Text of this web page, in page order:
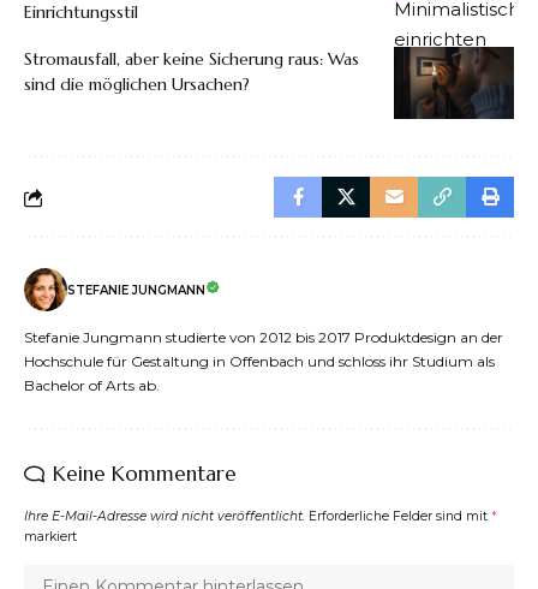
Einrichtungsstil
Stromausfall, aber keine Sicherung raus: Was
sind die möglichen Ursachen?
STEFANIE JUNGMANN
Stefanie Jungmann studierte von 2012 bis 2017 Produktdesign an der
Hochschule für Gestaltung in Offenbach und schloss ihr Studium als
Bachelor of Arts ab.
Keine Kommentare
Ihre E-Mail-Adresse wird nicht veröffentlicht. Erforderliche Felder sind mit *
markiert